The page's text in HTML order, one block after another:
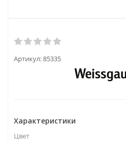
Артикул:85335
Характеристики
Цвет